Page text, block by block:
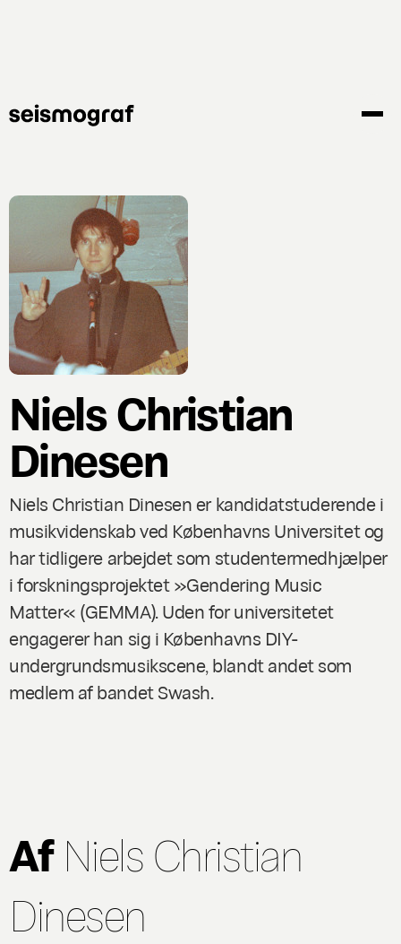
Niels Christian
Dinesen
Niels Christian Dinesen er kandidatstuderende i
musikvidenskab ved Københavns Universitet og
har tidligere arbejdet som studentermedhjælper
i forskningsprojektet »Gendering Music
Matter« (GEMMA). Uden for universitetet
engagerer han sig i Københavns DIY-
undergrundsmusikscene, blandt andet som
medlem af bandet Swash.
Af Niels Christian
Dinesen